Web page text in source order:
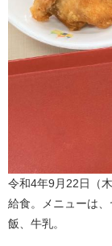
令和4年9月22日（
給食。メニューは
飯、牛乳。